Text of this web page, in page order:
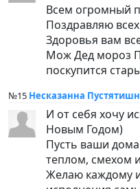
Всем огромный
Поздравляю
Здоровья вам
Мож Дед мороз
поскупится
№15 Несказанна
И от себя хочу
Новым Годом)
Пусть ваши
теплом, смехом
Желаю каждому